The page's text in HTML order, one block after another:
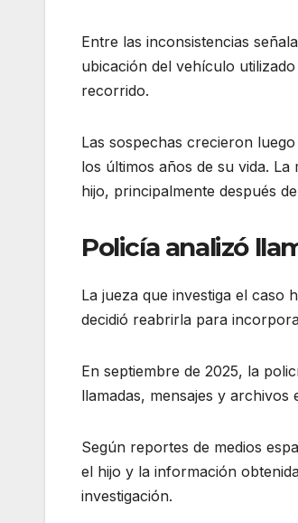
Entre las inconsistencias
ubicación del vehículo
recorrido.
Las sospechas crecieron
los últimos años de su vida.
hijo, principalmente después
Policía analizó
La jueza que investiga el caso
decidió reabrirla para
En septiembre de 2025, la
llamadas, mensajes y archivos
Según reportes de medios
el hijo y la información
investigación.